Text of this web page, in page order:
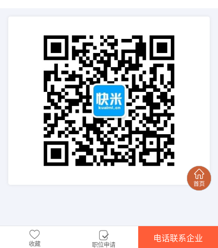
收藏 职位申请
电话联系企业